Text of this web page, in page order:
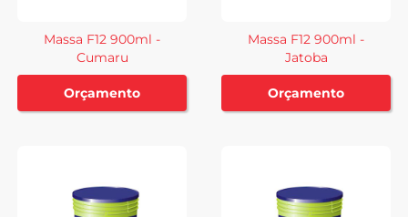
Massa F12 900ml -
Cumaru
Orçamento
Massa F12 900ml -
Jatoba
Orçamento